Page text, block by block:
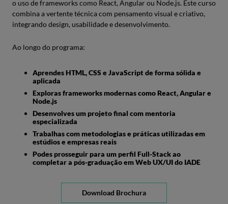
o uso de frameworks como React, Angular ou Node.js. Este curso
combina a vertente técnica com pensamento visual e criativo,
integrando design, usabilidade e desenvolvimento.
Ao longo do programa:
Aprendes HTML, CSS e JavaScript de forma sólida e
aplicada
Exploras frameworks modernas como React, Angular e
Node.js
Desenvolves um projeto final com mentoria
especializada
Trabalhas com metodologias e práticas utilizadas em
estúdios e empresas reais
Podes prosseguir para um perfil Full-Stack ao
completar a pós-graduação em Web UX/UI do IADE
Download Brochura